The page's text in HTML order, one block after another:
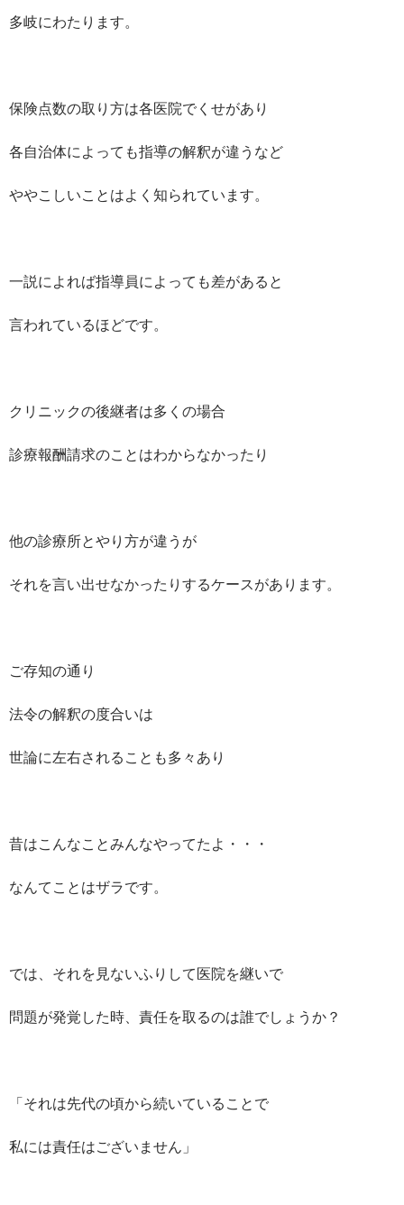
多岐にわたります。
保険点数の取り方は各医院でくせがあり
各自治体によっても指導の解釈が違うなど
ややこしいことはよく知られています。
一説によれば指導員によっても差があると
言われているほどです。
クリニックの後継者は多くの場合
診療報酬請求のことはわからなかったり
他の診療所とやり方が違うが
それを言い出せなかったりするケースがあります。
ご存知の通り
法令の解釈の度合いは
世論に左右されることも多々あり
昔はこんなことみんなやってたよ・・・
なんてことはザラです。
では、それを見ないふりして医院を継いで
問題が発覚した時、責任を取るのは誰でしょうか？
「それは先代の頃から続いていることで
私には責任はございません」